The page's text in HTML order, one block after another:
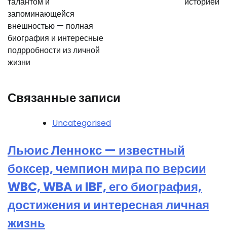
запоминающейся
внешностью — полная
биография и интересные
подрробности из личной
жизни
Связанные записи
Uncategorised
Льюис Леннокс — известный
боксер, чемпион мира по версии
WBC, WBA и IBF, его биография,
достижения и интересная личная
жизнь